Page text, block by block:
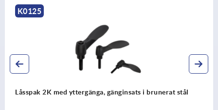
K0124
Låsspak i rostfritt stål, elpolerad eller blästrad, med